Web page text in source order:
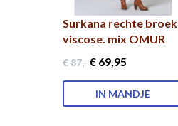
Surkana rechte broek
viscose. mix OMUR
€ 87,-€ 69,95
IN MANDJE